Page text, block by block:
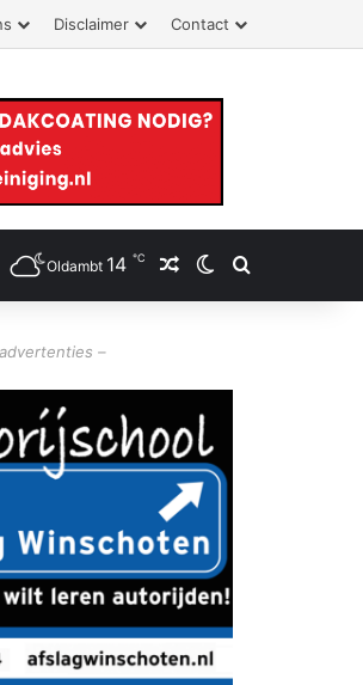
Disclaimer Contact
Oldambt 14 ℃ Willekeurig artikel
Switch skin
Zoeken
–